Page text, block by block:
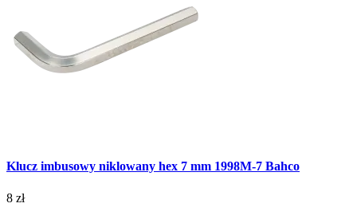
Klucz imbusowy niklowany hex 7 mm 1998M-7 Bahco
8 zł